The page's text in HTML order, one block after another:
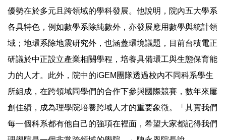
優勢在於多元且跨領域的學科發展。他說明，院內五大學系
各具特色，例如數學系除純數外，亦發展應用數學與統計領
域；地環系除地震研究外，也涵蓋環境議題，目前台積電正
研議於中正設立產業相關學程，培養具備環工與生態保育能
力的人才。此外，院中的iGEM團隊透過校內不同科系學生
所組成，在跨領域同學們的合作下參與國際競賽，數年來屢
創佳績，成為理學院培養跨域人才的重要象徵。「其實我們
每一個科系都有他自己的強項在裡面，希望大家都記得我們